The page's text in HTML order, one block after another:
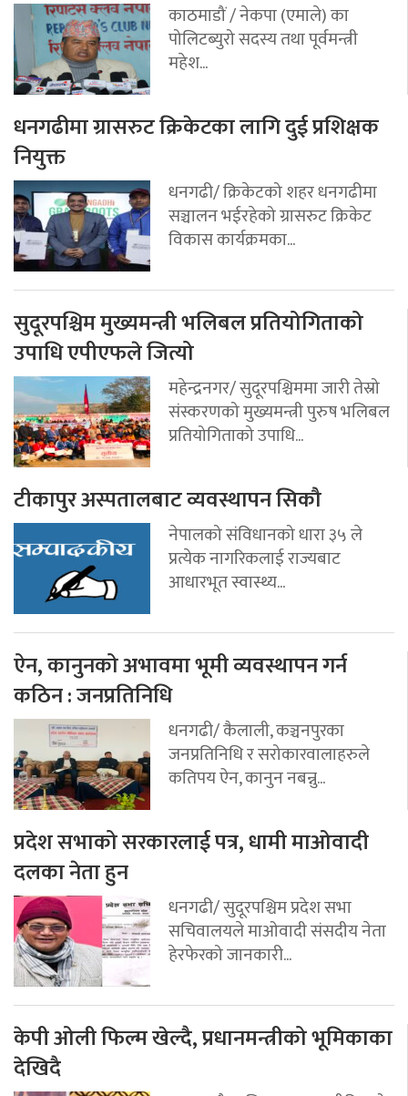
काठमाडौं / नेकपा (एमाले) का
पोलिटब्युरो सदस्य तथा पूर्वमन्त्री
महेश...
धनगढीमा ग्रासरुट क्रिकेटका लागि दुई प्रशिक्षक
नियुक्त
धनगढी/ क्रिकेटको शहर धनगढीमा
सञ्चालन भईरहेको ग्रासरुट क्रिकेट
विकास कार्यक्रमका...
सुदूरपश्चिम मुख्यमन्त्री भलिबल प्रतियोगिताको
उपाधि एपीएफले जित्यो
महेन्द्रनगर/ सुदूरपश्चिममा जारी तेस्रो
संस्करणको मुख्यमन्त्री पुरुष भलिबल
प्रतियोगिताको उपाधि...
टीकापुर अस्पतालबाट व्यवस्थापन सिकौ
नेपालको संविधानको धारा ३५ ले
प्रत्येक नागरिकलाई राज्यबाट
आधारभूत स्वास्थ्य...
ऐन, कानुनको अभावमा भूमी व्यवस्थापन गर्न
कठिन : जनप्रतिनिधि
धनगढी/ कैलाली, कञ्चनपुरका
जनप्रतिनिधि र सरोकारवालाहरुले
कतिपय ऐन, कानुन नबन्नु...
प्रदेश सभाको सरकारलाई पत्र, धामी माओवादी
दलका नेता हुन
धनगढी/ सुदूरपश्चिम प्रदेश सभा
सचिवालयले माओवादी संसदीय नेता
हेरफेरको जानकारी...
केपी ओली फिल्म खेल्दै, प्रधानमन्त्रीको भूमिकाका
देखिदै